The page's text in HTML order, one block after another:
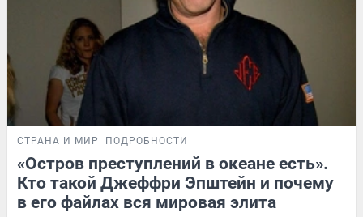
СТРАНА И МИР ПОДРОБНОСТИ
«Остров преступлений в океане есть».
Кто такой Джеффри Эпштейн и почему
в его файлах вся мировая элита